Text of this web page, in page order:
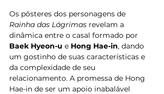
Os pôsteres dos personagens de
Rainha das Lágrimas revelam a
dinâmica entre o casal formado por
Baek Hyeon-u e Hong Hae-in, dando
um gostinho de suas características e
da complexidade de seu
relacionamento. A promessa de Hong
Hae-in de ser um apoio inabalável